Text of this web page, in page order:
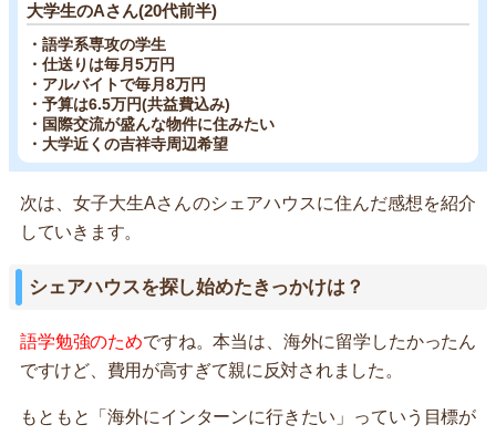
大学生のAさん(20代前半)
・語学系専攻の学生
・仕送りは毎月5万円
・アルバイトで毎月8万円
・予算は6.5万円(共益費込み)
・国際交流が盛んな物件に住みたい
・大学近くの吉祥寺周辺希望
次は、女子大生Aさんのシェアハウスに住んだ感想を紹介
していきます。
シェアハウスを探し始めたきっかけは？
語学勉強のためですね。本当は、海外に留学したかったん
ですけど、費用が高すぎて親に反対されました。
もともと「海外にインターンに行きたい」っていう目標が